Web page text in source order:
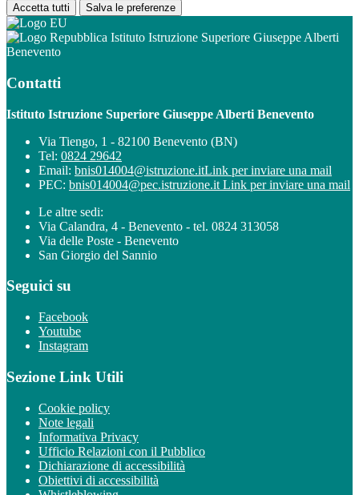
Accetta tutti Salva le preferenze
Istituto Istruzione Superiore Giuseppe Alberti
Benevento
Contatti
Istituto Istruzione Superiore Giuseppe Alberti Benevento
Via Tiengo, 1 - 82100 Benevento (BN)
Tel: 0824 29642
Email: bnis014004@istruzione.itLink per inviare una mail
PEC: bnis014004@pec.istruzione.it Link per inviare una mail
Le altre sedi:
Via Calandra, 4 - Benevento - tel. 0824 313058
Via delle Poste - Benevento
San Giorgio del Sannio
Seguici su
Facebook
Youtube
Instagram
Sezione Link Utili
Cookie policy
Note legali
Informativa Privacy
Ufficio Relazioni con il Pubblico
Dichiarazione di accessibilità
Obiettivi di accessibilità